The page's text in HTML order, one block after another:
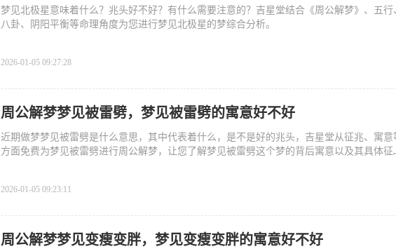
梦见北极星意味着什么？兆头好不好？有什么需要注意的？吉星堂结合《周公解梦》、五行
八卦、阴阳平衡等命理角度为您进行梦见北极星的梦综合分析。
2026-01-05 09:27:28
周公解梦梦见被雷劈，梦见被雷劈的寓意好不好
近期做梦梦见被雷劈是什么意思，其中代表着什么，是不是好的兆头，吉星堂从征兆、寓意
方面免费为梦见被雷劈进行周公解梦，让您了解梦见被雷劈这个梦的背后寓意以及其具体征
2026-01-05 09:23:11
周公解梦梦见变瘦变胖，梦见变瘦变胖的寓意好不好